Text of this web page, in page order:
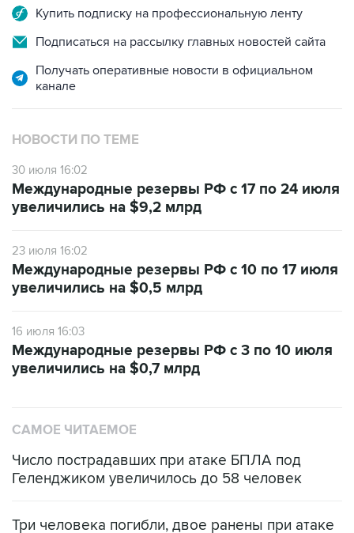
Купить подписку на профессиональную ленту
Подписаться на рассылку главных новостей сайта
Получать оперативные новости в официальном
канале
НОВОСТИ ПО ТЕМЕ
30 июля 16:02
Международные резервы РФ с 17 по 24 июля
увеличились на $9,2 млрд
23 июля 16:02
Международные резервы РФ с 10 по 17 июля
увеличились на $0,5 млрд
16 июля 16:03
Международные резервы РФ с 3 по 10 июля
увеличились на $0,7 млрд
САМОЕ ЧИТАЕМОЕ
Число пострадавших при атаке БПЛА под
Геленджиком увеличилось до 58 человек
Три человека погибли, двое ранены при атаке